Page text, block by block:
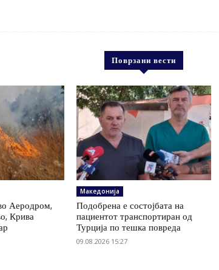
Поврзани вести
Аеродром,
Крива
Македонија
Подобрена е состојбата на
пациентот транспортиран од
Турција по тешка повреда
09.08.2026 15:27